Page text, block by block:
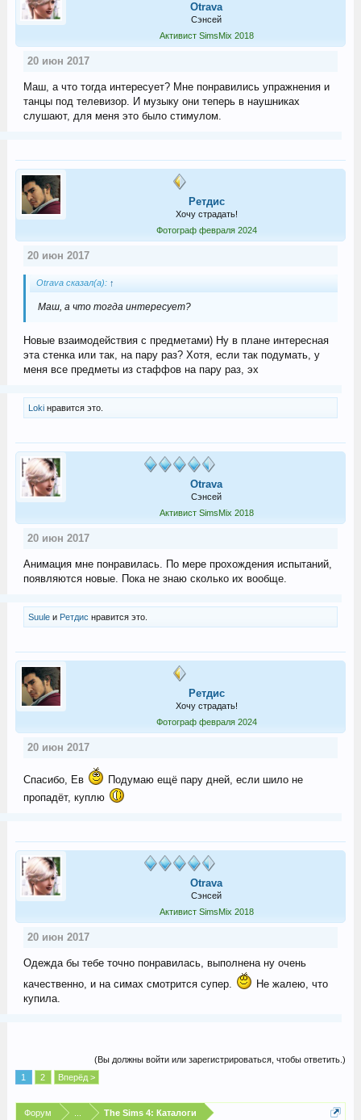
Otrava
Сэнсей
Активист SimsMix 2018
20 июн 2017
Маш, а что тогда интересует? Мне понравились упражнения и
танцы под телевизор. И музыку они теперь в наушниках
слушают, для меня это было стимулом.
Ретдис
Хочу страдать!
Фотограф февраля 2024
20 июн 2017
Otrava сказал(а): ↑
Маш, а что тогда интересует?
Новые взаимодействия с предметами) Ну в плане интересная
эта стенка или так, на пару раз? Хотя, если так подумать, у
меня все предметы из стаффов на пару раз, эх
Lokiнравится это.
Otrava
Сэнсей
Активист SimsMix 2018
20 июн 2017
Анимация мне понравилась. По мере прохождения испытаний,
появляются новые. Пока не знаю сколько их вообще.
Suuleи Ретдис нравится это.
Ретдис
Хочу страдать!
Фотограф февраля 2024
20 июн 2017
Спасибо, Ев
Подумаю ещё пару дней, если шило не
пропадёт, куплю
Otrava
Сэнсей
Активист SimsMix 2018
20 июн 2017
Одежда бы тебе точно понравилась, выполнена ну очень
качественно, и на симах смотрится супер.
Не жалею, что
купила.
(Вы должны войти или зарегистрироваться, чтобы ответить.)
1
2 Вперёд >
Форум The Sims 4: Каталоги